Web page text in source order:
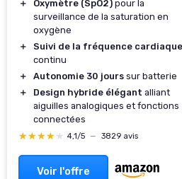
＋
Oxymètre (SpO2) pour la
surveillance de la saturation en
oxygène
＋
Suivi de la fréquence cardiaque
continu
＋
Autonomie 30 jours sur batterie
＋
Design hybride élégant alliant
aiguilles analogiques et fonctions
connectées
★★★★★
★★★★★ 4,1/5 — 3829 avis
Voir l'offre